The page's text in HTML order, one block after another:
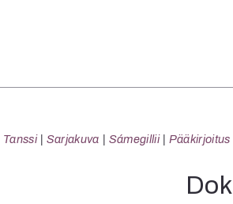
Verkkoartikkeli
Tanssi Sarjakuva Sámegillii Pääkirjoitus